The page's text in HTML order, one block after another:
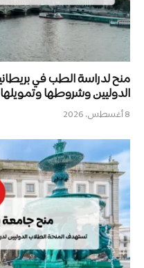
الدوليين وشروطها وتمويلها
8 أغسطس، 2026